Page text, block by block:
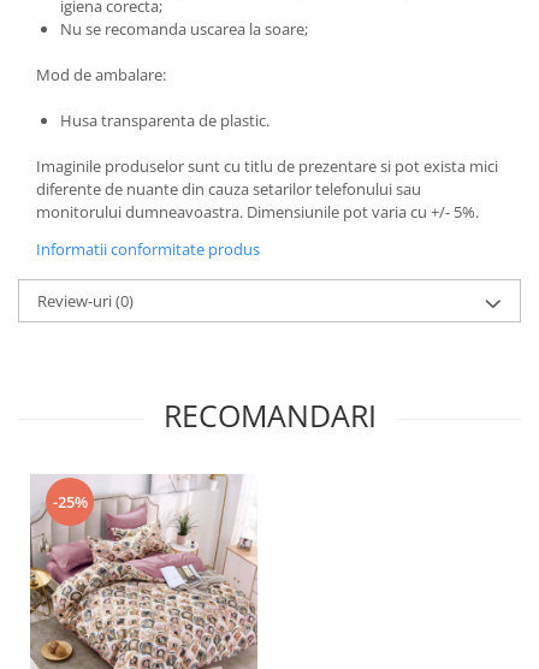
igiena corecta;
Nu se recomanda uscarea la soare;
Mod de ambalare:
Husa transparenta de plastic.
Imaginile produselor sunt cu titlu de prezentare si pot exista mici
diferente de nuante din cauza setarilor telefonului sau
monitorului dumneavoastra. Dimensiunile pot varia cu +/- 5%.
Informatii conformitate produs
Review-uri(0)
RECOMANDARI
-25%